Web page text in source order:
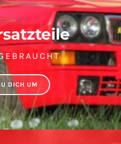
DICH UM